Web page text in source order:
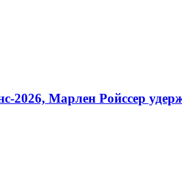
2026, Марлен Ройссер